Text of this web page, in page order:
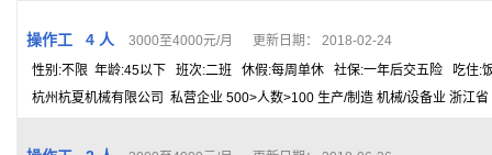
操作工 4 人
3000至4000元/月 更新日期： 2018-02-24
性别:不限 年龄:45以下 班次:二班 休假:每周单休 社保:一年后交五险 吃住:
杭州杭夏机械有限公司 私营企业 500>人数>100 生产/制造 机械/设备业 浙江省